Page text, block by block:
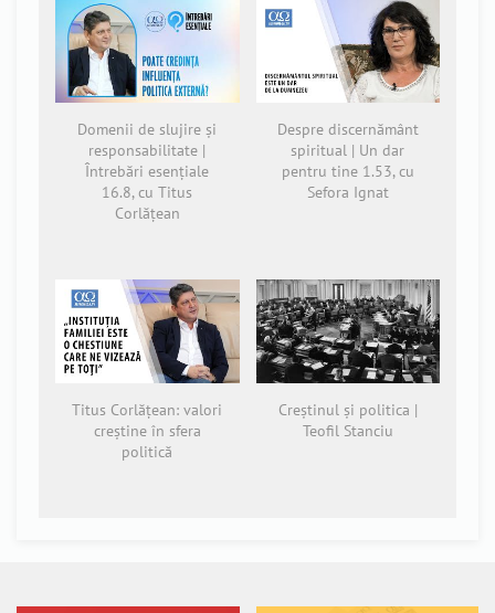
Domenii de slujire și
responsabilitate |
Întrebări esențiale
16.8, cu Titus
Corlățean
Despre discernământ
spiritual | Un dar
pentru tine 1.53, cu
Sefora Ignat
Titus Corlățean: valori
creștine în sfera
politică
Creștinul și politica |
Teofil Stanciu